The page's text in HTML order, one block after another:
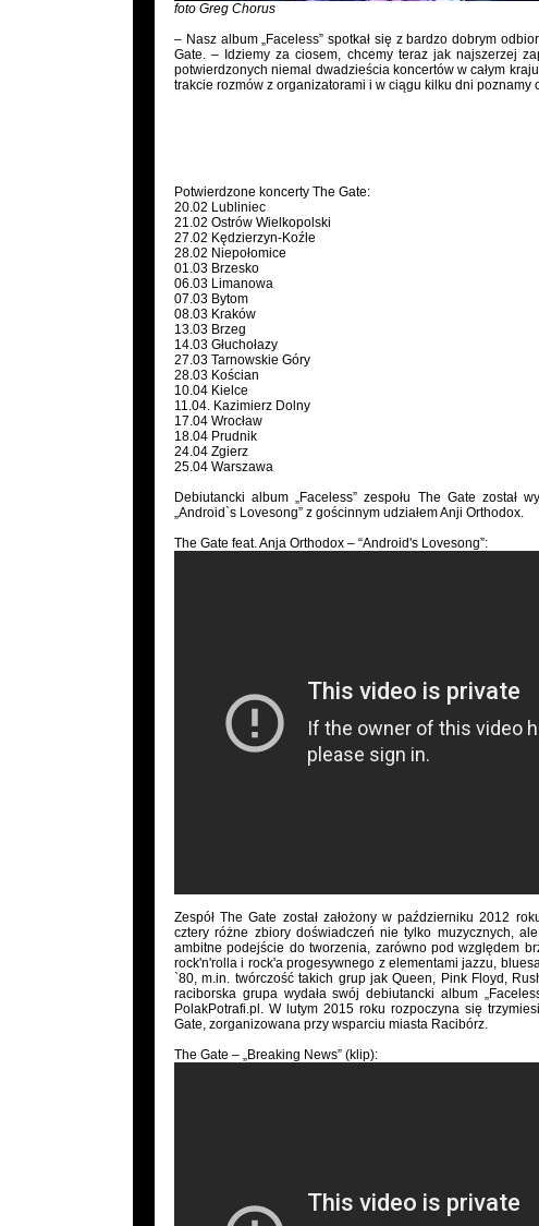
foto Greg Chorus
– Nasz album „Faceless” spotkał się z bardzo dobrym
Gate. – Idziemy za ciosem, chcemy teraz jak najszerzej
potwierdzonych niemal dwadzieścia koncertów w całym
trakcie rozmów z organizatorami i w ciągu kilku dni poznamy
Potwierdzone koncerty The Gate:
20.02 Lubliniec
21.02 Ostrów Wielkopolski
27.02 Kędzierzyn-Koźle
28.02 Niepołomice
01.03 Brzesko
06.03 Limanowa
07.03 Bytom
08.03 Kraków
13.03 Brzeg
14.03 Głuchołazy
27.03 Tarnowskie Góry
28.03 Kościan
10.04 Kielce
11.04. Kazimierz Dolny
17.04 Wrocław
18.04 Prudnik
24.04 Zgierz
25.04 Warszawa
Debiutancki album „Faceless” zespołu The Gate
„Android`s Lovesong” z gościnnym udziałem Anji Orthodox.
The Gate feat. Anja Orthodox – “Android's Lovesong”:
Zespół The Gate został założony w październiku 2012
cztery różne zbiory doświadczeń nie tylko muzycznych,
ambitne podejście do tworzenia, zarówno pod względem
rock'n'rolla i rock'a progesywnego z elementami jazzu,
`80, m.in. twórczość takich grup jak Queen, Pink Floyd,
raciborska grupa wydała swój debiutancki album
PolakPotrafi.pl. W lutym 2015 roku rozpoczyna się
Gate, zorganizowana przy wsparciu miasta Racibórz.
The Gate – „Breaking News” (klip):